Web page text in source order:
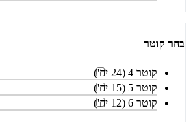
בחר קוטר
קוטר 4 (24 יח')
קוטר 5 (15 יח')
קוטר 6 (12 יח')